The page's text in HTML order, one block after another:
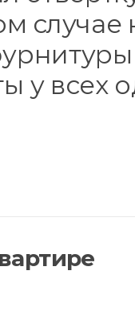
случае
у всех